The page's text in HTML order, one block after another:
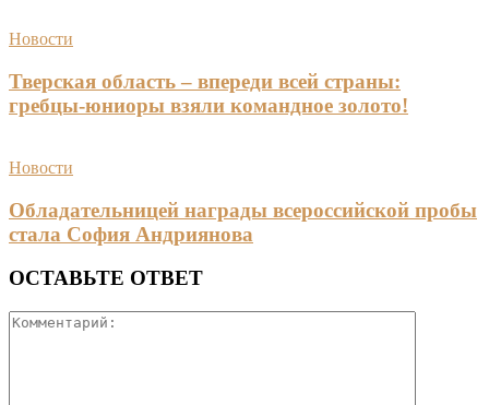
Новости
Тверская область – впереди всей страны:
гребцы-юниоры взяли командное золото!
Новости
Обладательницей награды всероссийской пробы
стала София Андриянова
ОСТАВЬТЕ ОТВЕТ